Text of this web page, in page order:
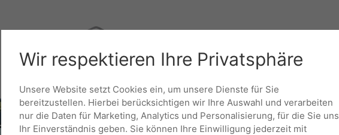
Wir respektieren Ihre Privatsphäre
Unsere Website setzt Cookies ein, um unsere Dienste für Sie
bereitzustellen. Hierbei berücksichtigen wir Ihre Auswahl und verarbeiten
nur die Daten für Marketing, Analytics und Personalisierung, für die Sie uns
Ihr Einverständnis geben. Sie können Ihre Einwilligung jederzeit mit